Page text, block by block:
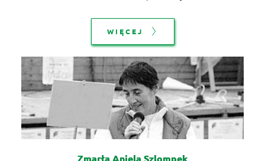
WIĘCEJ
Zmarła Aniela Szlompek